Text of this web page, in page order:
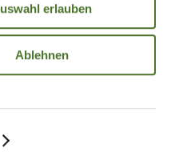
erlauben
Ablehnen